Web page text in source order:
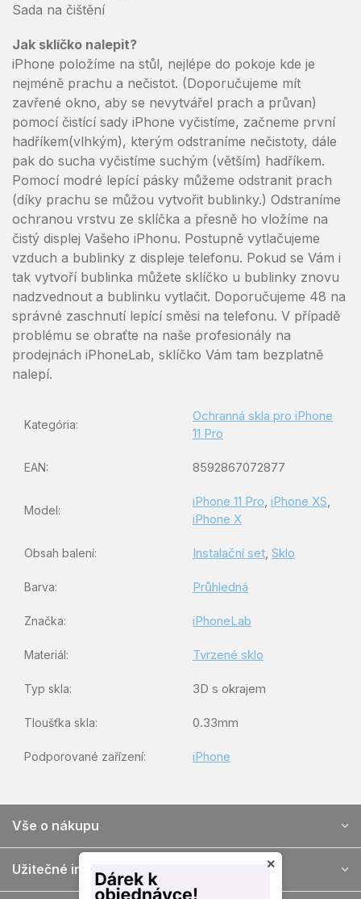
Sada na čištění
Jak sklíčko nalepit?
iPhone položíme na stůl, nejlépe do pokoje kde je
nejméně prachu a nečistot. (Doporučujeme mít
zavřené okno, aby se nevytvářel prach a průvan)
pomocí čistící sady iPhone vyčistíme, začneme první
hadříkem(vlhkým), kterým odstraníme nečistoty, dále
pak do sucha vyčistíme suchým (větším) hadříkem.
Pomocí modré lepící pásky můžeme odstranit prach
(díky prachu se můžou vytvořit bublinky.) Odstraníme
ochranou vrstvu ze sklíčka a přesně ho vložíme na
čistý displej Vašeho iPhonu. Postupně vytlačujeme
vzduch a bublinky z displeje telefonu. Pokud se Vám i
tak vytvoří bublinka můžete sklíčko u bublinky znovu
nadzvednout a bublinku vytlačit. Doporučujeme 48 na
správné zaschnutí lepící směsi na telefonu. V případě
problému se obraťte na naše profesionály na
prodejnách iPhoneLab, sklíčko Vám tam bezplatně
nalepí.
Kategória:
Ochranná skla pro iPhone
11 Pro
EAN: 8592867072877
Model:
iPhone 11 Pro, iPhone XS,
iPhone X
Obsah balení: Instalační set, Sklo
Barva: Průhledná
Značka: iPhoneLab
Materiál: Tvrzené sklo
Typ skla: 3D s okrajem
Tloušťka skla: 0.33mm
Podporované zařízení: iPhone
p
Vše o nákupu
Užitečné informace ×